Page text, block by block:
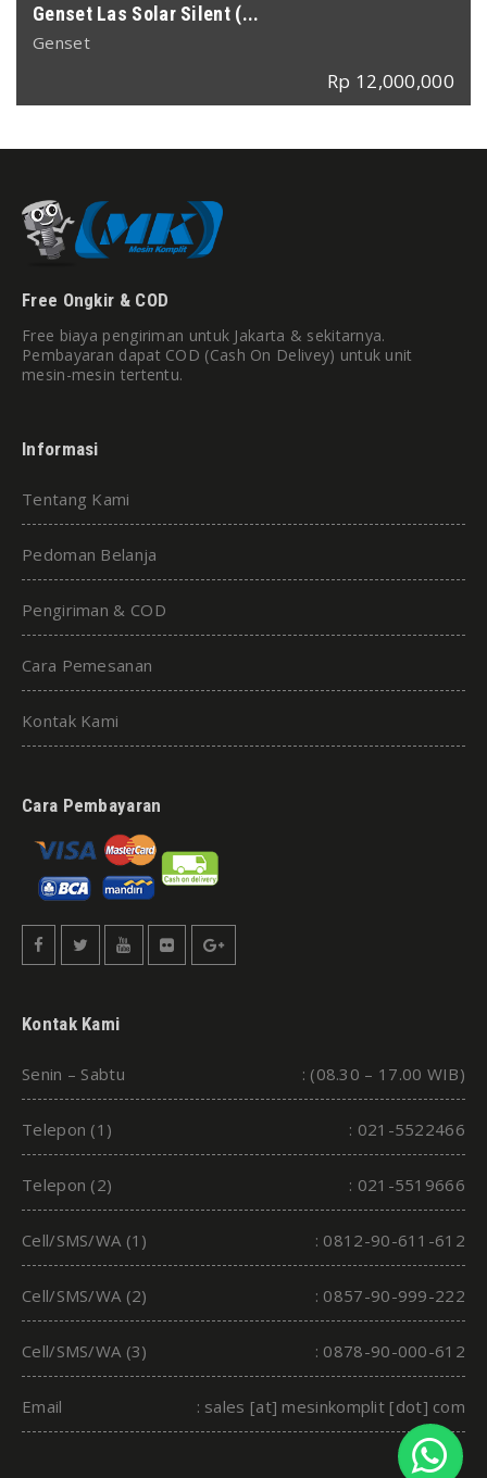
Genset Las Solar Silent (...
Genset
Rp 12,000,000
Free Ongkir & COD
Free biaya pengiriman untuk Jakarta & sekitarnya.
Pembayaran dapat COD (Cash On Delivey) untuk unit
mesin-mesin tertentu.
Informasi
Tentang Kami
Pedoman Belanja
Pengiriman & COD
Cara Pemesanan
Kontak Kami
Cara Pembayaran
Kontak Kami
Senin – Sabtu : (08.30 – 17.00 WIB)
Telepon (1) : 021-5522466
Telepon (2) : 021-5519666
Cell/SMS/WA (1) : 0812-90-611-612
Cell/SMS/WA (2) : 0857-90-999-222
Cell/SMS/WA (3) : 0878-90-000-612
Email : sales [at] mesinkomplit [dot] com